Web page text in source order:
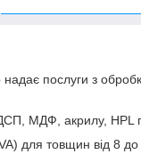
послуги з
ДСП, МДФ, акрилу, HPL
для товщин від 8 до